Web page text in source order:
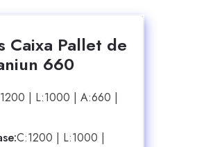
Caixa Pallet de
660
| L:1000 | A:660 |
C:1200 | L:1000 |